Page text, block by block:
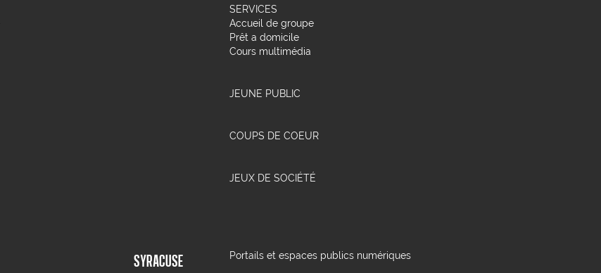
SERVICES
Accueil de groupe
Prêt a domicile
Cours multimédia
JEUNE PUBLIC
COUPS DE COEUR
JEUX DE SOCIÉTÉ
SYRACUSE Portails et espaces publics numériques